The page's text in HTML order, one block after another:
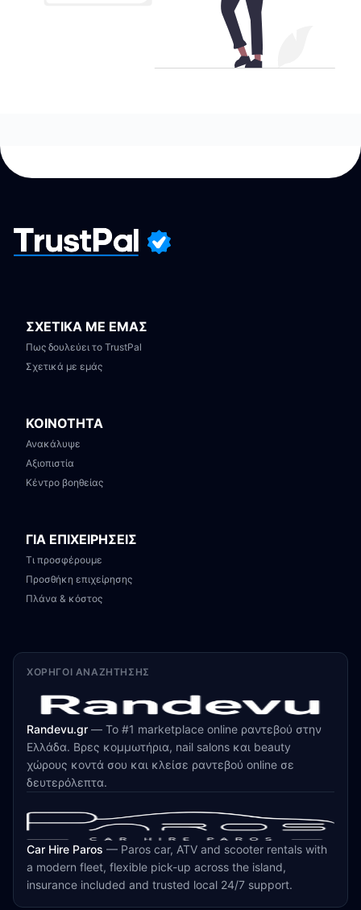
ΣΧΕΤΙΚΑ ΜΕ ΕΜΑΣ
Πως δουλεύει το TrustPal
Σχετικά με εμάς
ΚΟΙΝΟΤΗΤΑ
Ανακάλυψε
Αξιοπιστία
Κέντρο βοηθείας
ΓΙΑ ΕΠΙΧΕΙΡΗΣΕΙΣ
Τι προσφέρουμε
Προσθήκη επιχείρησης
Πλάνα & κόστος
ΧΟΡΗΓΟΊ ΑΝΑΖΉΤΗΣΗΣ
Randevu.gr — Το #1 marketplace online ραντεβού στην
Ελλάδα. Βρες κομμωτήρια, nail salons και beauty
χώρους κοντά σου και κλείσε ραντεβού online σε
δευτερόλεπτα.
Car Hire Paros — Paros car, ATV and scooter rentals with
a modern fleet, flexible pick-up across the island,
insurance included and trusted local 24/7 support.